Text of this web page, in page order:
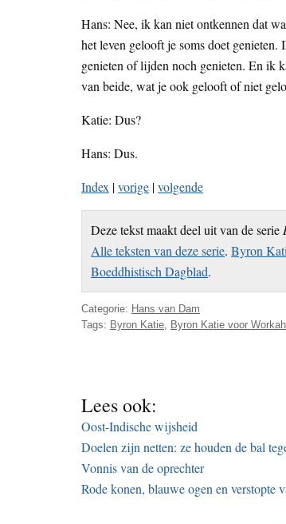
Hans: Nee, ik kan niet ontkennen dat
het leven gelooft je soms doet
genieten of lijden noch genieten. En ik
van beide, wat je ook gelooft of niet
Katie: Dus?
Hans: Dus.
Index |vorige |volgende
Deze tekst maakt deel uit van de serie
Alle teksten van deze serie.Byron
Boeddhistisch Dagblad.
Categorie: Hans van Dam
Tags: Byron Katie Byron Katie voor
Lees ook:
Oost-Indische wijsheid
Doelen zijn netten: ze houden de bal
Vonnis van de oprechter
Rode konen, blauwe ogen en verstopte